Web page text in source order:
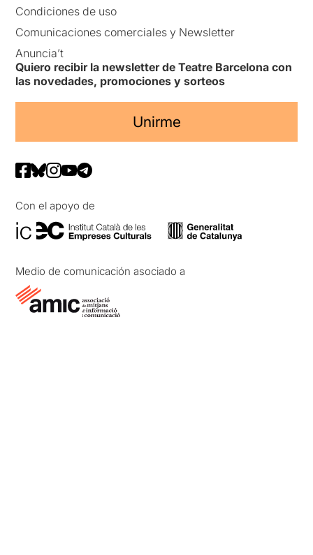
Condiciones de uso
Comunicaciones comerciales y Newsletter
Anuncia’t
Quiero recibir la newsletter de Teatre Barcelona con
las novedades, promociones y sorteos
Unirme
Con el apoyo de
Medio de comunicación asociado a